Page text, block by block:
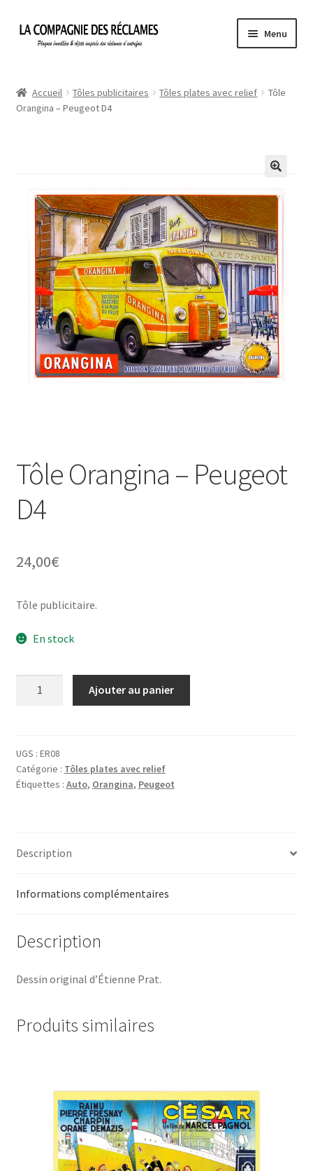
Aller
Aller
Menu
À propos de La Compagnie des Réclames
Mon compte
Mon Panier
Politique de confidentialité
Une histoire de plaques émaillées
Accueil Tôles publicitaires Tôles plates avec relief
Tôle
Orangina – Peugeot D4
Tôle Orangina – Peugeot
D4
24,00€
Tôle publicitaire.
En stock
-
Peugeot
D4
Ajouter au panier
UGS : ER08
Catégorie : Tôles plates avec relief
Étiquettes : Auto, Orangina, Peugeot
Description
Informations complémentaires
Description
Dessin original d’Étienne Prat.
Produits similaires